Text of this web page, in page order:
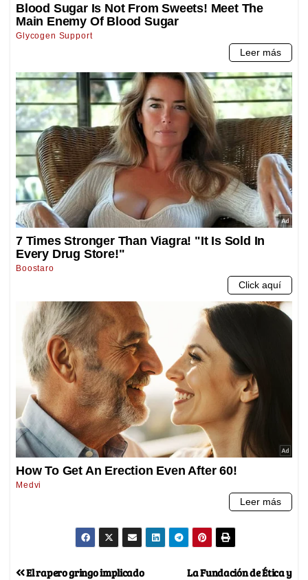
La Fundación de Ética y
El rapero gringo implicado